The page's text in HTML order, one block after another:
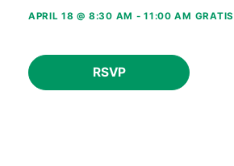
APRIL 18 @ 8:30 AM -11:00 AM GRATIS
RSVP